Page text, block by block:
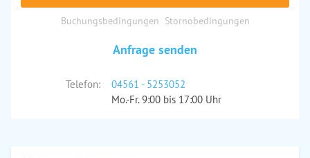
Buchungsbedingungen Stornobedingungen
Anfrage senden
Telefon:
04561 - 5253052
Mo.-Fr. 9:00 bis 17:00 Uhr